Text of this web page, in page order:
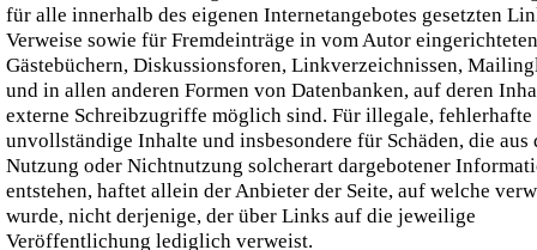
für alle innerhalb des eigenen Internetangebotes gesetzten
Verweise sowie für Fremdeinträge in vom Autor eingerichteten
Gästebüchern, Diskussionsforen, Linkverzeichnissen,
und in allen anderen Formen von Datenbanken, auf deren
externe Schreibzugriffe möglich sind. Für illegale, fehlerhafte
unvollständige Inhalte und insbesondere für Schäden, die aus
Nutzung oder Nichtnutzung solcherart dargebotener
entstehen, haftet allein der Anbieter der Seite, auf welche
wurde, nicht derjenige, der über Links auf die jeweilige
Veröffentlichung lediglich verweist.